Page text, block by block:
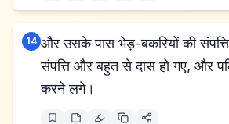
14 और उसके पास भेड़-बकरियों की
संपत्ति और बहुत से दास हो गए, और
करने लगे।